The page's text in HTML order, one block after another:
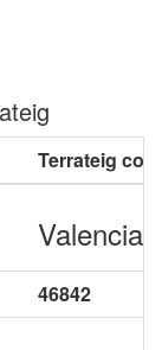
Terrateig
Valencia
46842